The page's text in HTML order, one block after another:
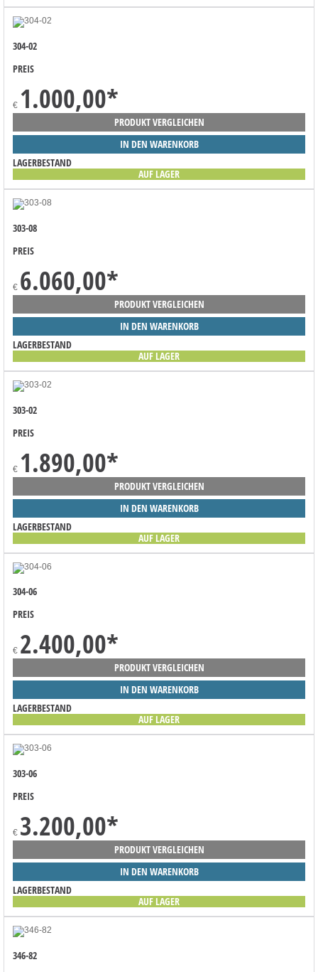
304-02
PREIS
€ 1.000,00*
PRODUKT VERGLEICHEN
IN DEN WARENKORB
LAGERBESTAND
AUF LAGER
303-08
PREIS
€ 6.060,00*
PRODUKT VERGLEICHEN
IN DEN WARENKORB
LAGERBESTAND
AUF LAGER
303-02
PREIS
€ 1.890,00*
PRODUKT VERGLEICHEN
IN DEN WARENKORB
LAGERBESTAND
AUF LAGER
304-06
PREIS
€ 2.400,00*
PRODUKT VERGLEICHEN
IN DEN WARENKORB
LAGERBESTAND
AUF LAGER
303-06
PREIS
€ 3.200,00*
PRODUKT VERGLEICHEN
IN DEN WARENKORB
LAGERBESTAND
AUF LAGER
346-82